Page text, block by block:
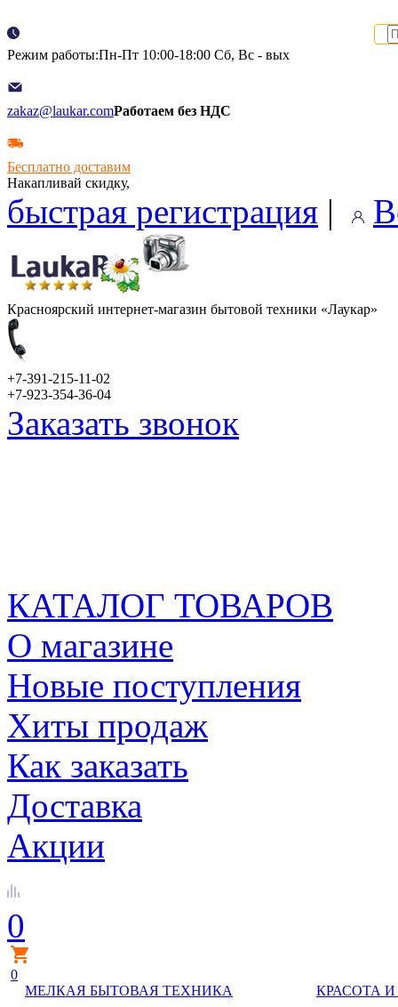
Режим работы:Пн-Пт 10:00-18:00 Сб, Вс - вых
zakaz@laukar.comРаботаем без НДС
Бесплатно доставим
Накапливай скидку,
быстрая регистрация |
Красноярский интернет-магазин бытовой техники «Лаукар»
+7-391-215-11-02
+7-923-354-36-04
Заказать звонок
КАТАЛОГ ТОВАРОВ
О магазине
Новые поступления
Хиты продаж
Как заказать
Доставка
Акции
0
0
МЕЛКАЯ БЫТОВАЯ ТЕХНИКА
КРАСОТА И